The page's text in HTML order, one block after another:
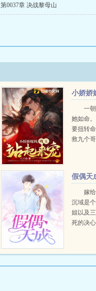
第0037章 决战黎母山
小娇娇
起来宠
一
她如命
要扭转
救九个
假偶天
嫁
沉域是
姐以及
死的决
可以欺